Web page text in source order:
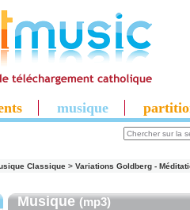
musique
Classique > Variations Goldberg -
Musique(mp3)